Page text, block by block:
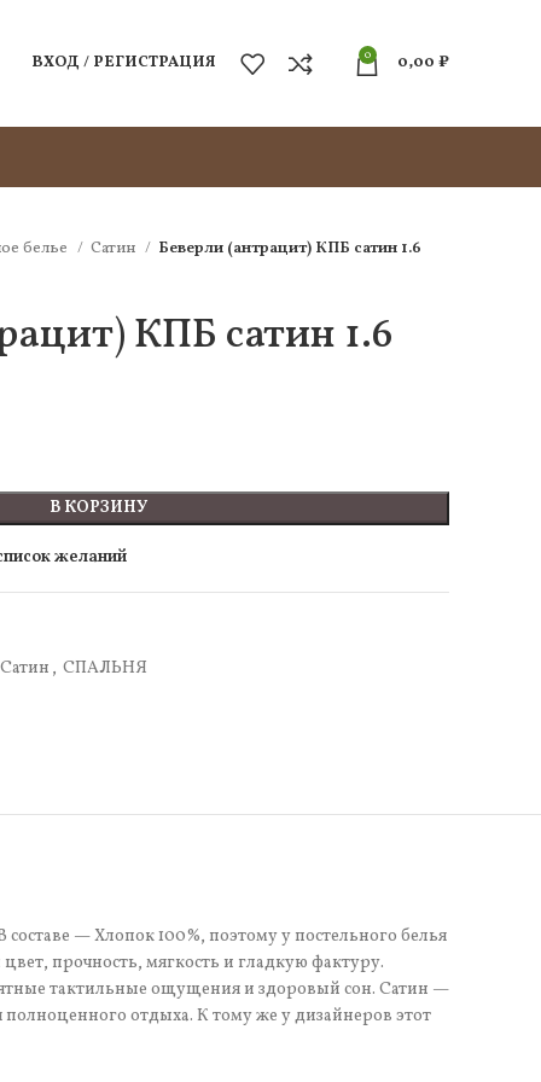
ВХОД / РЕГИСТРАЦИЯ 0 0,00 ₽
белье Сатин Беверли (антрацит) КПБ сатин 1.6
КПБ сатин 1.6
В КОРЗИНУ
желаний
Сатин , СПАЛЬНЯ
— Хлопок 100%, поэтому у постельного белья
прочность, мягкость и гладкую фактуру.
тактильные ощущения и здоровый сон. Сатин —
отдыха. К тому же у дизайнеров этот